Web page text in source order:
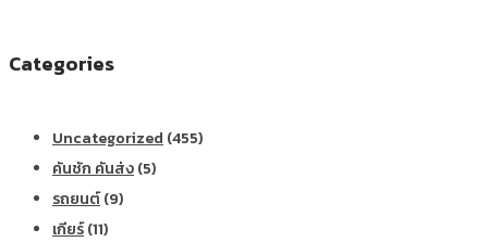
Categories
Uncategorized (455)
คันชัก คันส่ง(5)
รถยนต์(9)
เกียร์(11)